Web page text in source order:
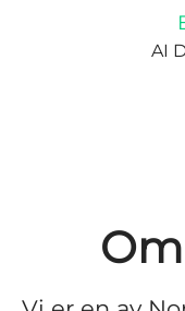
AI